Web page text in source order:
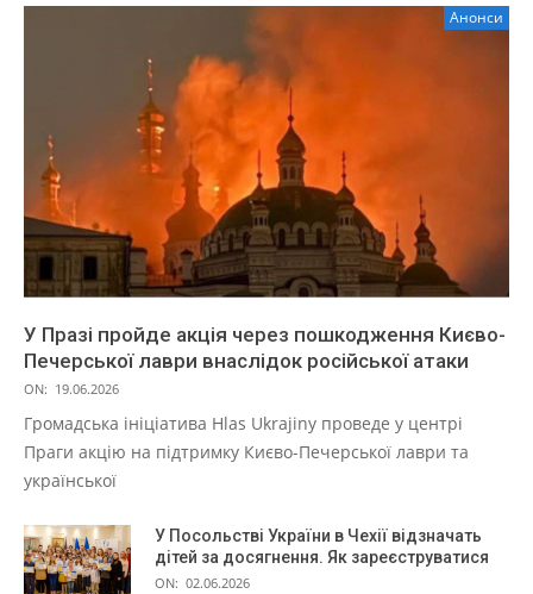
Анонси
У Празі пройде акція через пошкодження Києво-
Печерської лаври внаслідок російської атаки
ON: 19.06.2026
Громадська ініціатива Hlas Ukrajiny проведе у центрі
Праги акцію на підтримку Києво-Печерської лаври та
української
У Посольстві України в Чехії відзначать
дітей за досягнення. Як зареєструватися
ON: 02.06.2026